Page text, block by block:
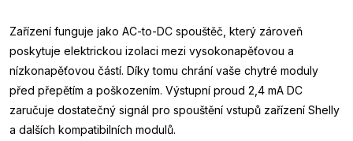
Zařízení funguje jako AC-to-DC spouštěč, který zároveň
poskytuje elektrickou izolaci mezi vysokonapěťovou a
nízkonapěťovou částí. Díky tomu chrání vaše chytré moduly
před přepětím a poškozením. Výstupní proud 2,4 mA DC
zaručuje dostatečný signál pro spouštění vstupů zařízení Shelly
a dalších kompatibilních modulů.